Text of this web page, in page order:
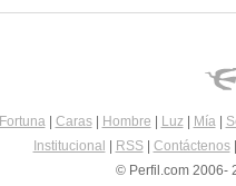
Fortuna| Caras| Hombre Luz| Mía|
Institucional
RSS| Contáctenos
© Perfil.com 2006-